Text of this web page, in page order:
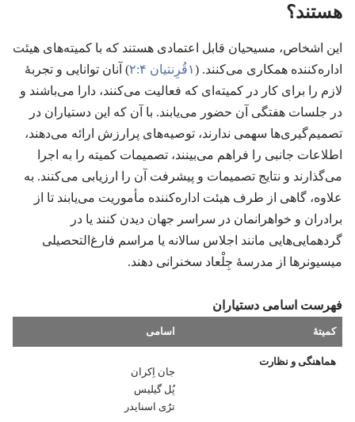
هستند؟‏
این اشخاص،‏ مسیحیان قابل اعتمادی هستند که با کمیته‌های هیئت
اداره‌کننده همکاری می‌کنند.‏ (‏۱قُرِنتیان ۴:‏۲
‏)‏ آنان توانایی و تجربهٔ
لازم را برای کار در کمیته‌ای که فعالیت می‌کنند،‏ دارا می‌باشند و
در جلسات هفتگی آن حضور می‌یابند.‏ با آن که این دستیاران در
تصمیم‌گیری‌ها سهمی ندارند،‏ توصیه‌های پرارزش ارائه می‌دهند،‏
اطلاعات جانبی را فراهم می‌بینند،‏ تصمیمات کمیته را به اجرا
می‌گذارند و نتایج تصمیمات و پیشرفت آن را ارزیابی می‌کنند.‏ به
علاوه،‏ گاهی از طرف هیئت اداره‌کننده مأموریت می‌یابند تا از
برادران و خواهرانمان در سراسر جهان دیدن کنند یا در
گردهمایی‌هایی مانند اجلاس سالانه یا مراسم فارغ‌التحصیلی
میسیونرها از مدرسهٔ جِلْعاد سخنرانی دهند.‏
فهرست اسامی دستیاران
کمیتهٔ اسامی
هماهنگی و نظارت
جان اِکران
پُل گیلیس
ترُی اسنایدر